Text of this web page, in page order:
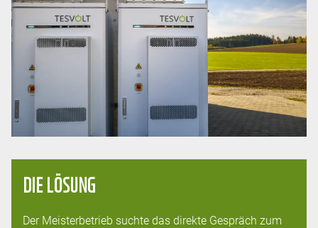
DIE LÖSUNG
Der Meisterbetrieb suchte das direkte Gespräch zum